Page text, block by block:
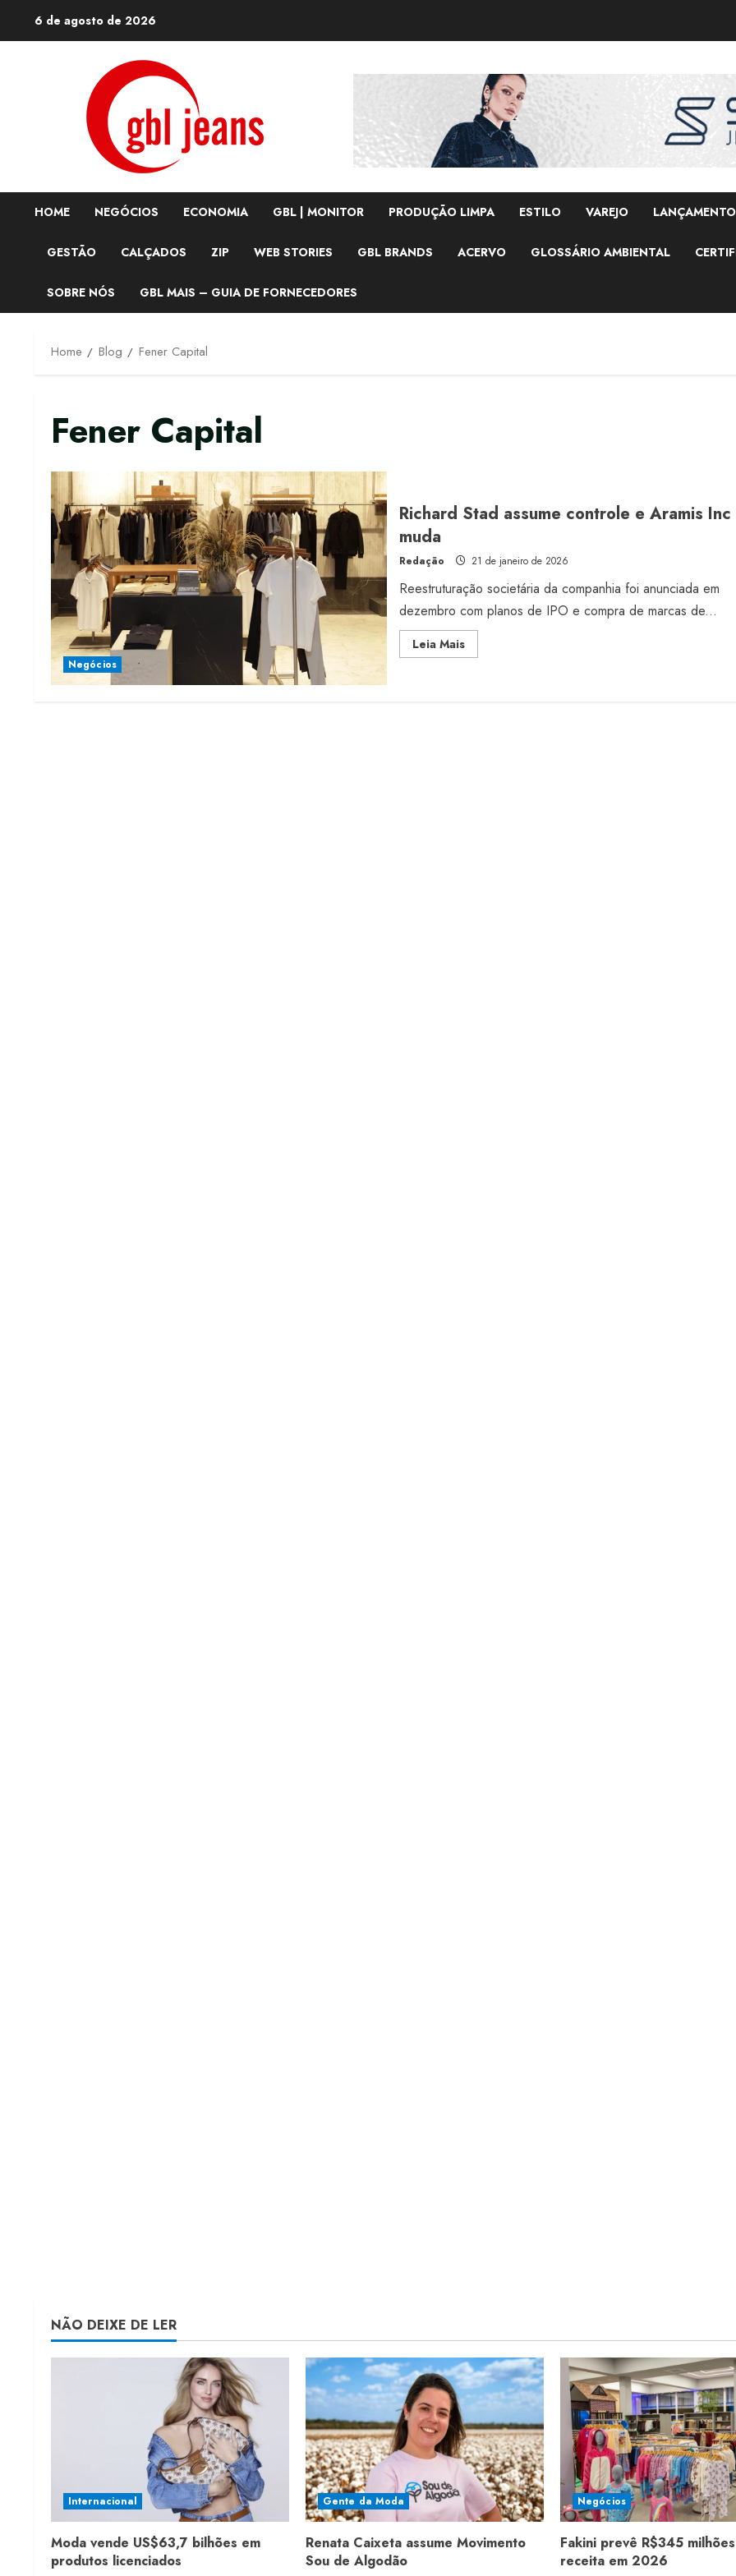
6 de agosto de 2026
HOME NEGÓCIOS ECONOMIA GBL | MONITOR PRODUÇÃO LIMPA ESTILO VAREJO
GESTÃO CALÇADOS ZIP WEB STORIES GBL BRANDS ACERVO GLOSSÁRIO AMBIENTAL
SOBRE NÓS GBL MAIS – GUIA DE FORNECEDORES
Home Blog Fener Capital
Fener Capital
Negócios
Richard Stad assume controle e Aramis Inc
muda
Redação 21 de janeiro de 2026
Reestruturação societária da companhia foi anunciada em
dezembro com planos de IPO e compra de marcas de...
Leia MaisRead
more
NÃO DEIXE DE LER
Internacional
Moda vende US$63,7 bilhões em
produtos licenciados
Gente da Moda
Renata Caixeta assume Movimento
Sou de Algodão
Negócios
Fakini prevê R$345
receita em 2026